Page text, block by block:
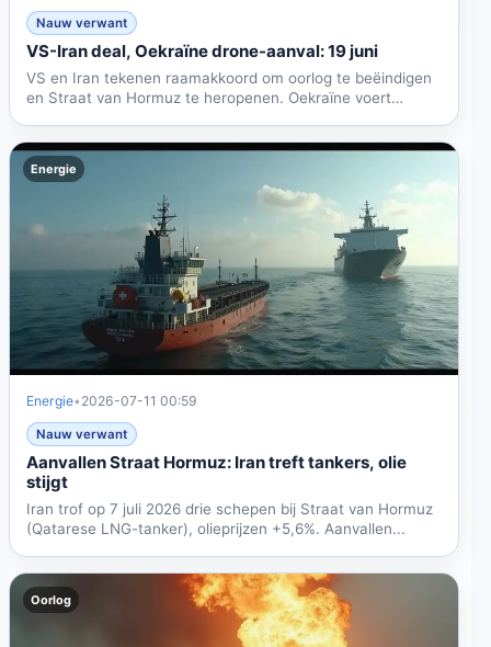
Nauw verwant
VS-Iran deal, Oekraïne drone-aanval: 19 juni
VS en Iran tekenen raamakkoord om oorlog te beëindigen
en Straat van Hormuz te heropenen. Oekraïne voert
Energie
Energie• 2026-07-11 00:59
Nauw verwant
Aanvallen Straat Hormuz: Iran treft tankers, olie
stijgt
Iran trof op 7 juli 2026 drie schepen bij Straat van Hormuz
(Qatarese LNG-tanker), olieprijzen +5,6%. Aanvallen...
Oorlog